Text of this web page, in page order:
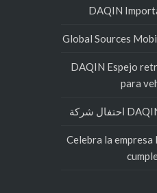
DAQIN
Global Sources
DAQIN Espejo
para
Celebra la